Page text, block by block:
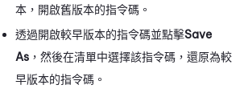
本，開啟舊版本的指令碼。
透過開啟較早版本的指令碼並點擊Save
As ，然後在清單中選擇該指令碼，還原為較
早版本的指令碼。